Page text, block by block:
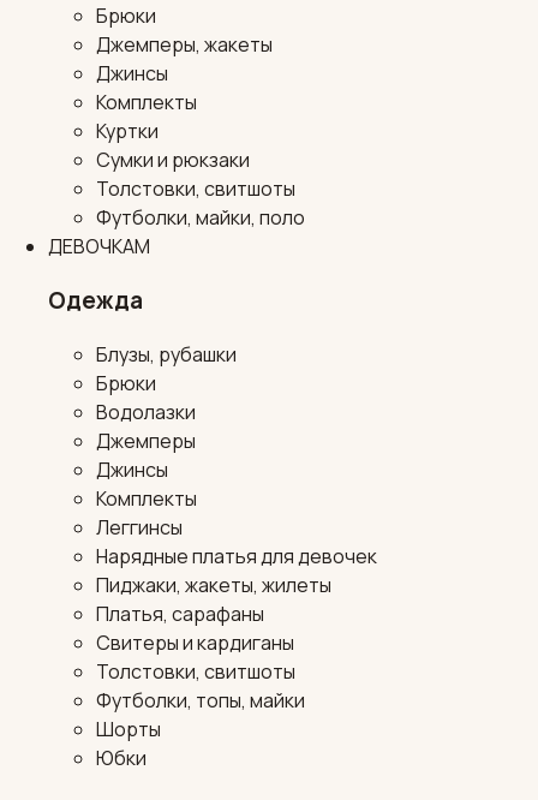
Брюки
Джемперы, жакеты
Джинсы
Комплекты
Куртки
Сумки и рюкзаки
Толстовки, свитшоты
Футболки, майки, поло
ДЕВОЧКАМ
Одежда
Блузы, рубашки
Брюки
Водолазки
Джемперы
Джинсы
Комплекты
Леггинсы
Нарядные платья для девочек
Пиджаки, жакеты, жилеты
Платья, сарафаны
Свитеры и кардиганы
Толстовки, свитшоты
Футболки, топы, майки
Шорты
Юбки